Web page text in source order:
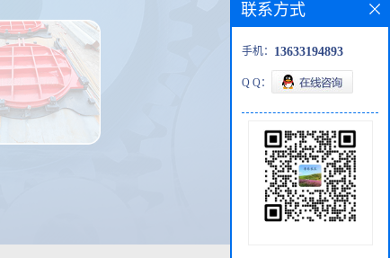
联系方式
手机： 13633194893
Q Q：